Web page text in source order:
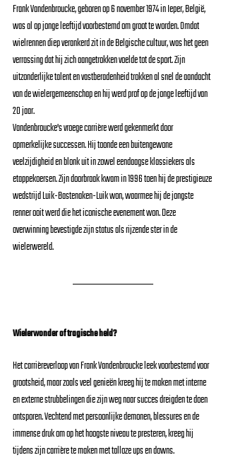
Frank Vandenbroucke, geboren op 6 november 1974 in Ieper, België,
was al op jonge leeftijd voorbestemd om groot te worden. Omdat
wielrennen diep verankerd zit in de Belgische cultuur, was het geen
verrassing dat hij zich aangetrokken voelde tot de sport. Zijn
uitzonderlijke talent en vastberadenheid trokken al snel de aandacht
van de wielergemeenschap en hij werd prof op de jonge leeftijd van
20 jaar.
Vandenbroucke's vroege carrière werd gekenmerkt door
opmerkelijke successen. Hij toonde een buitengewone
veelzijdigheid en blonk uit in zowel eendaagse klassiekers als
etappekoersen. Zijn doorbraak kwam in 1996 toen hij de prestigieuze
wedstrijd Luik-Bastenaken-Luik won, waarmee hij de jongste
renner ooit werd die het iconische evenement won. Deze
overwinning bevestigde zijn status als rijzende ster in de
wielerwereld.
Wielerwonder of tragische held?
Het carrièreverloop van Frank Vandenbroucke leek voorbestemd voor
grootsheid, maar zoals veel genieën kreeg hij te maken met interne
en externe strubbelingen die zijn weg naar succes dreigden te doen
ontsporen. Vechtend met persoonlijke demonen, blessures en de
immense druk om op het hoogste niveau te presteren, kreeg hij
tijdens zijn carrière te maken met talloze ups en downs.